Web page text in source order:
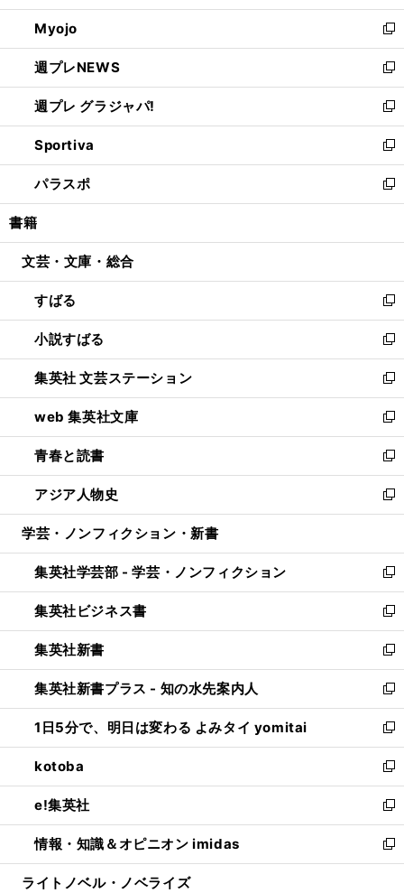
開
く
ウ
で
開
く
ン
ド
ウ
で
開
く
ウ
ィ
ン
ド
ウ
で
開
く
Myojo
新
し
い
ウ
ィ
ン
ド
ウ
で
開
週プレNEWS
新
し
い
ウ
ィ
ン
ド
ウ
開
週プレ グラジャパ!
新
し
い
ウ
ィ
ン
ウ
開
く
Sportiva
新
し
い
ウ
ン
ウ
で
開
く
パラスポ
新
し
ウ
ン
ド
ウ
で
開
く
書籍
文芸・文庫・総合
すばる
新
し
い
ウ
ィ
ン
ド
ウ
で
開
く
小説すばる
新
し
い
ウ
ィ
ン
ド
ウ
で
開
集英社 文芸ステーション
新
し
い
ウ
ィ
ン
ド
ウ
開
く
web 集英社文庫
新
し
い
ウ
ィ
ン
ウ
で
開
く
青春と読書
新
し
い
ウ
ン
ド
ウ
で
開
く
アジア人物史
新
し
ウ
ィ
ン
ド
ウ
で
開
く
学芸・ノンフィクション・新書
集英社学芸部 - 学芸・ノンフィクション
新
し
い
ウ
ィ
ン
ド
ウ
で
開
く
集英社ビジネス書
新
し
い
ウ
ィ
ン
ド
ウ
で
開
く
集英社新書
新
し
い
ウ
ィ
ン
ド
ウ
で
開
く
集英社新書プラス - 知の水先案内人
新
し
い
ウ
ィ
ン
ド
ウ
で
開
1日5分で、明日は変わる よみタイ yomitai
新
し
い
ウ
ィ
ン
ド
ウ
kotoba
新
し
い
ウ
ィ
ン
e!集英社
新
し
い
ウ
情報・知識＆オピニオン imidas
新
し
ライトノベル・ノベライズ